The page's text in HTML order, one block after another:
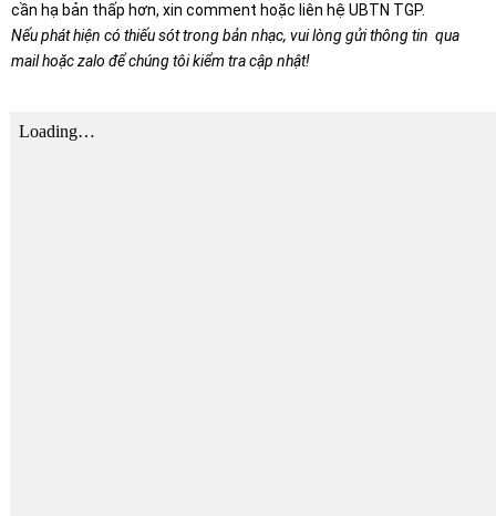
cần hạ bản thấp hơn, xin comment hoặc liên hệ UBTN TGP.
Nếu phát hiện có thiếu sót trong bản nhạc, vui lòng gửi thông tin qua
mail hoặc zalo để chúng tôi kiểm tra cập nhật!